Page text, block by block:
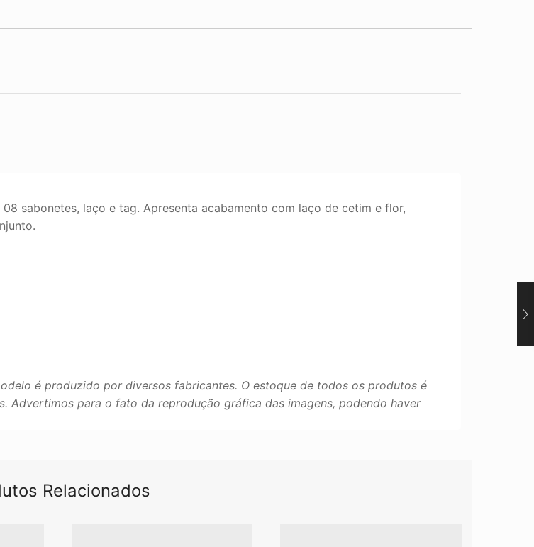
sabonetes, laço e tag. Apresenta acabamento com laço de cetim e flor,
é produzido por diversos fabricantes. O estoque de todos os produtos é
Advertimos para o fato da reprodução gráfica das imagens, podendo haver
Relacionados